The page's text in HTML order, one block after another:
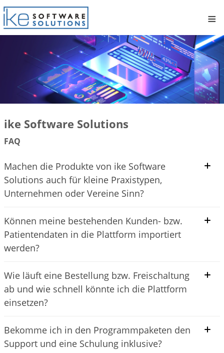
≡
ike Software Solutions
FAQ
Machen die Produkte von ike Software
Solutions auch für kleine Praxistypen,
Unternehmen oder Vereine Sinn?
Können meine bestehenden Kunden- bzw.
Patientendaten in die Plattform importiert
werden?
Wie läuft eine Bestellung bzw. Freischaltung
ab und wie schnell könnte ich die Plattform
einsetzen?
Bekomme ich in den Programmpaketen den
Support und eine Schulung inklusive?